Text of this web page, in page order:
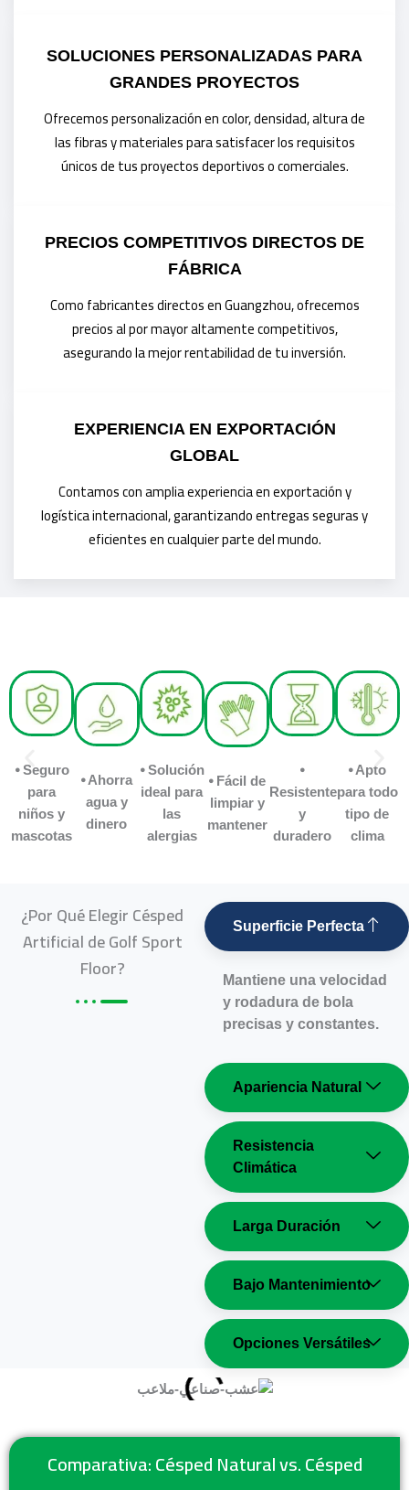
SOLUCIONES PERSONALIZADAS PARA
GRANDES PROYECTOS
Ofrecemos personalización en color, densidad, altura de
las fibras y materiales para satisfacer los requisitos
únicos de tus proyectos deportivos o comerciales.
PRECIOS COMPETITIVOS DIRECTOS DE
FÁBRICA
Como fabricantes directos en Guangzhou, ofrecemos
precios al por mayor altamente competitivos,
asegurando la mejor rentabilidad de tu inversión.
EXPERIENCIA EN EXPORTACIÓN
GLOBAL
Contamos con amplia experiencia en exportación y
logística internacional, garantizando entregas seguras y
eficientes en cualquier parte del mundo.
⦁ Seguro
para
niños y
mascotas
⦁ Ahorra
agua y
dinero
⦁ Solución
ideal para
las
alergias
⦁ Fácil de
limpiar y
mantener
⦁
Resistente
y
duradero
⦁ Apto
para todo
tipo de
clima
¿Por Qué Elegir Césped
Artificial de Golf Sport
Floor?
Superficie Perfecta
Mantiene una velocidad
y rodadura de bola
precisas y constantes.
Apariencia Natural
Resistencia
Climática
Larga Duración
Bajo Mantenimiento
Opciones Versátiles
Comparativa: Césped Natural vs. Césped